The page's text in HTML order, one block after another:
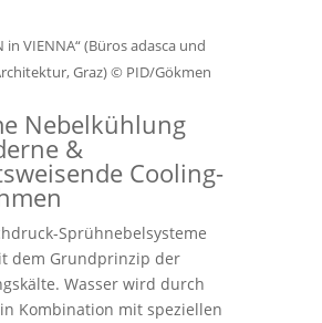
in VIENNA“ (Büros adasca und
Graz) © PID/Gökmen
Nebelkühlung
&
Cooling-
Sprühnebelsysteme
dem Grundprinzip der
Wasser wird durch
Kombination mit speziellen